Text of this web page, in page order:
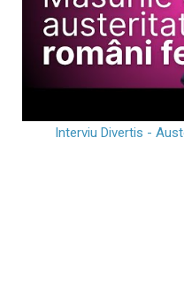
Interviu Divertis -